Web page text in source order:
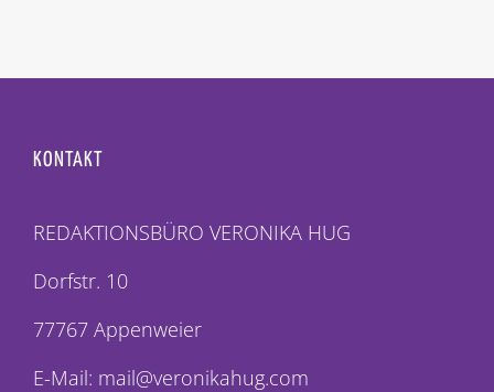
KONTAKT
REDAKTIONSBÜRO VERONIKA HUG
Dorfstr. 10
77767 Appenweier
E-Mail: mail@veronikahug.com